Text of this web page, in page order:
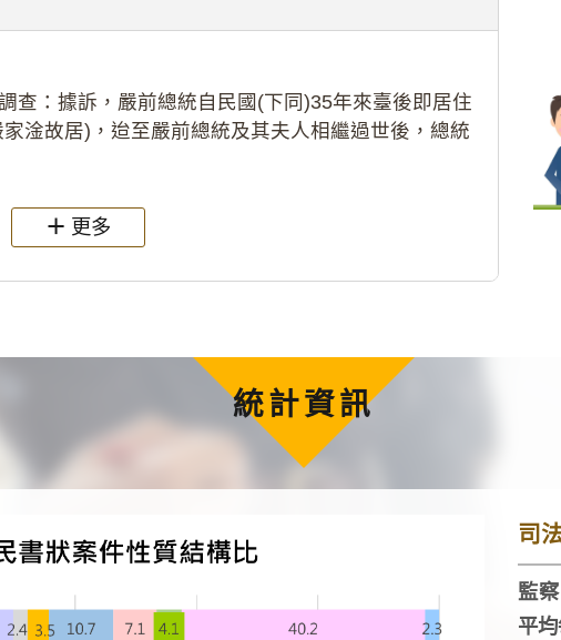
查：據訴，嚴前總統自民國(下同)35年來臺後即居住
淦故居)，迨至嚴前總統及其夫人相繼過世後，總統
更多
統計資訊
司
監
平